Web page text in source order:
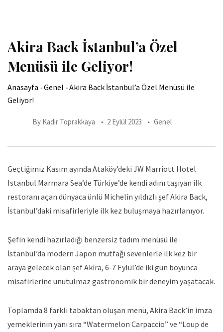
Akira Back İstanbul’a Özel
Menüsü ile Geliyor!
Anasayfa -Genel -Akira Back İstanbul’a Özel Menüsü ile
Geliyor!
By Kadir Toprakkaya 2 Eylül 2023 Genel
Geçtiğimiz Kasım ayında Ataköy’deki JW Marriott Hotel
Istanbul Marmara Sea’de Türkiye’de kendi adını taşıyan ilk
restoranı açan dünyaca ünlü Michelin yıldızlı şef Akira Back,
İstanbul’daki misafirleriyle ilk kez buluşmaya hazırlanıyor.
Şefin kendi hazırladığı benzersiz tadım menüsü ile
İstanbul’da modern Japon mutfağı sevenlerle ilk kez bir
araya gelecek olan şef Akira, 6-7 Eylül’de iki gün boyunca
misafirlerine unutulmaz gastronomik bir deneyim yaşatacak.
Toplamda 8 farklı tabaktan oluşan menü, Akira Back’in imza
yemeklerinin yanı sıra “Watermelon Carpaccio” ve “Loup de